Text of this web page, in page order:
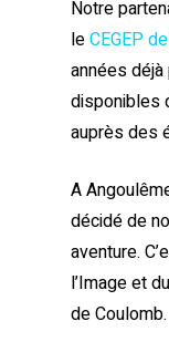
Notre
leCEGEP
années
disponibles
auprès des
A
décidé de
aventure.
l’Image et
de Coulomb.